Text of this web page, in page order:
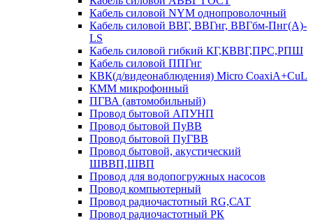
Кабель силовой NYM однопроволочный
Кабель силовой ВВГ, ВВГнг, ВВГбм-Пнг(А)-
LS
Кабель силовой гибкий КГ,КВВГ,ПРС,РПШ
Кабель силовой ППГнг
КВК(д/видеонаблюдения) Micro CoaxiA+CuL
КММ микрофонный
ПГВА (автомобильный)
Провод бытовой АПУНП
Провод бытовой ПуВВ
Провод бытовой ПуГВВ
Провод бытовой, акустический
ШВВП,ШВП
Провод для водопогружных насосов
Провод компьютерный
Провод радиочастотный RG,САТ
Провод радиочастотный РК